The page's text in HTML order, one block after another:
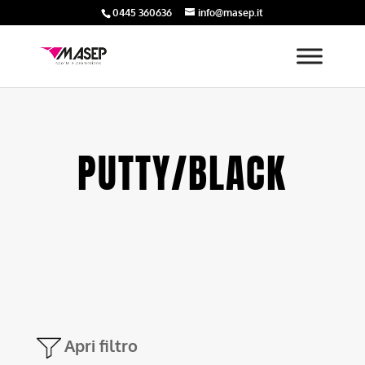
0445 360636 info@masep.it
PUTTY/BLACK
Apri filtro